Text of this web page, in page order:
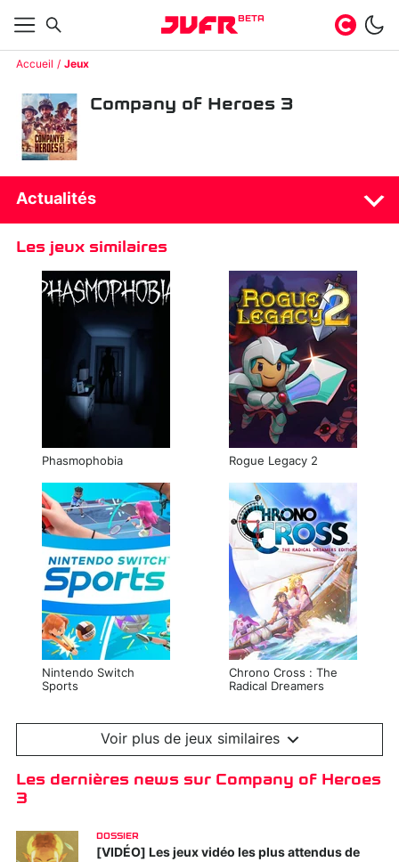
BETA
Accueil Jeux
Company of Heroes 3
Actualités
Les jeux similaires
Phasmophobia Rogue Legacy 2
Nintendo Switch
Sports
Chrono Cross : The
Radical Dreamers
Voir plus de jeux similaires
Les dernières news sur Company of Heroes
3
DOSSIER
[VIDÉO] Les jeux vidéo les plus attendus de